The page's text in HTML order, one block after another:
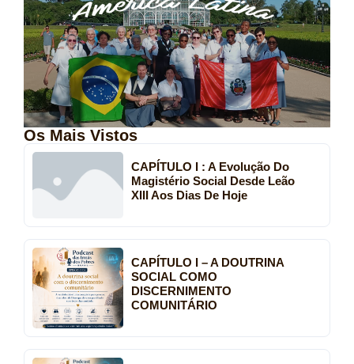
Os Mais Vistos
CAPÍTULO I : A Evolução Do
Magistério Social Desde Leão
XIII Aos Dias De Hoje
CAPÍTULO I – A DOUTRINA
SOCIAL COMO
DISCERNIMENTO
COMUNITÁRIO